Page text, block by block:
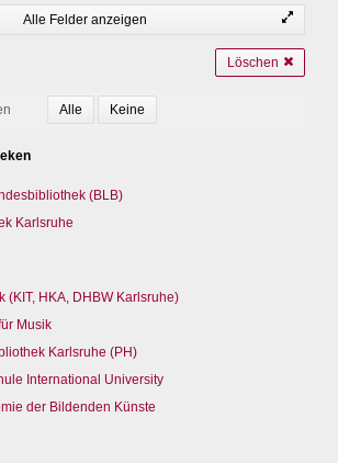
Alle Felder anzeigen
Löschen
(BLB)
Karlsruhe
(KIT, HKA, DHBW Karlsruhe)
Musik
Karlsruhe (PH)
International University
der Bildenden Künste